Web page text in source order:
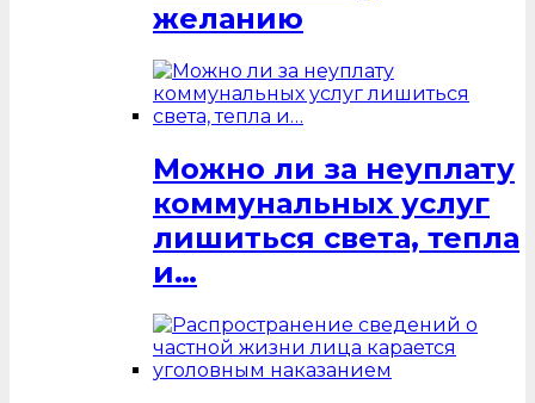
желанию
Можно ли за неуплату
коммунальных услуг
лишиться света, тепла
и…